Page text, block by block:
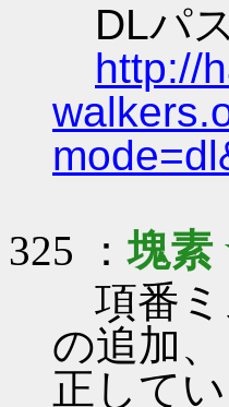
DLパ
http://
325 ：塊
項番ミ
の追加
正してい